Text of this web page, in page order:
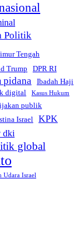
Politik
Tengah
Trump
DPR RI
pidana Ibadah Haji
digital
Kasus Hukum
publik
Israel KPK
dki
global
Udara Israel